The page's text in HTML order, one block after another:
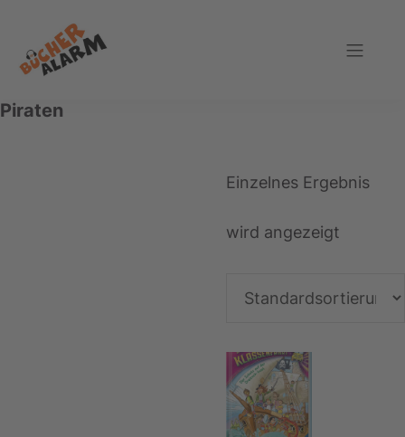
Hauptnavigation
springen
springen
Fußzeile
springen
Piraten
Einzelnes Ergebnis
wird angezeigt